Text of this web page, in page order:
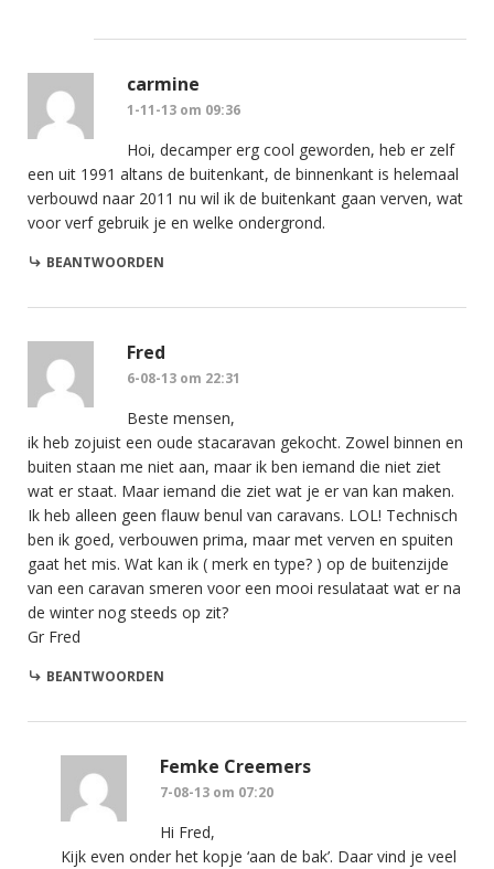
carmine
1-11-13 om 09:36
Hoi, decamper erg cool geworden, heb er zelf
een uit 1991 altans de buitenkant, de binnenkant is helemaal
verbouwd naar 2011 nu wil ik de buitenkant gaan verven, wat
voor verf gebruik je en welke ondergrond.
BEANTWOORDEN
Fred
6-08-13 om 22:31
Beste mensen,
ik heb zojuist een oude stacaravan gekocht. Zowel binnen en
buiten staan me niet aan, maar ik ben iemand die niet ziet
wat er staat. Maar iemand die ziet wat je er van kan maken.
Ik heb alleen geen flauw benul van caravans. LOL! Technisch
ben ik goed, verbouwen prima, maar met verven en spuiten
gaat het mis. Wat kan ik ( merk en type? ) op de buitenzijde
van een caravan smeren voor een mooi resulataat wat er na
de winter nog steeds op zit?
Gr Fred
BEANTWOORDEN
Femke Creemers
7-08-13 om 07:20
Hi Fred,
Kijk even onder het kopje ‘aan de bak’. Daar vind je veel